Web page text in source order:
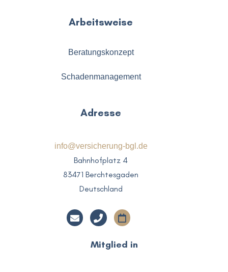
Arbeitsweise
Beratungskonzept
Schadenmanagement
Adresse
info@versicherung-bgl.de
Bahnhofplatz 4
83471 Berchtesgaden
Deutschland
Mitglied in